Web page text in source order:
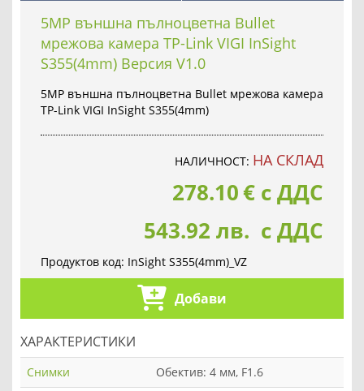
5MP външна пълноцветна Bullet
мрежова камера TP-Link VIGI InSight
S355(4mm) Версия V1.0
5MP външна пълноцветна Bullet мрежова камера
TP-Link VIGI InSight S355(4mm)
НАЛИЧНОСТ: НА СКЛАД
278.10€ с ДДС
543.92 лв. с ДДС
Продуктов код: InSight S355(4mm)_VZ
Добави
ХАРАКТЕРИСТИКИ
Снимки
Обектив: 4 мм, F1.6